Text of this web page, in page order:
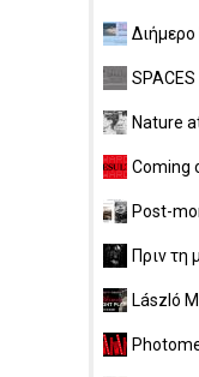
Διήμερο
SPACES
Nature
Coming
Post-
Πριν τη
László